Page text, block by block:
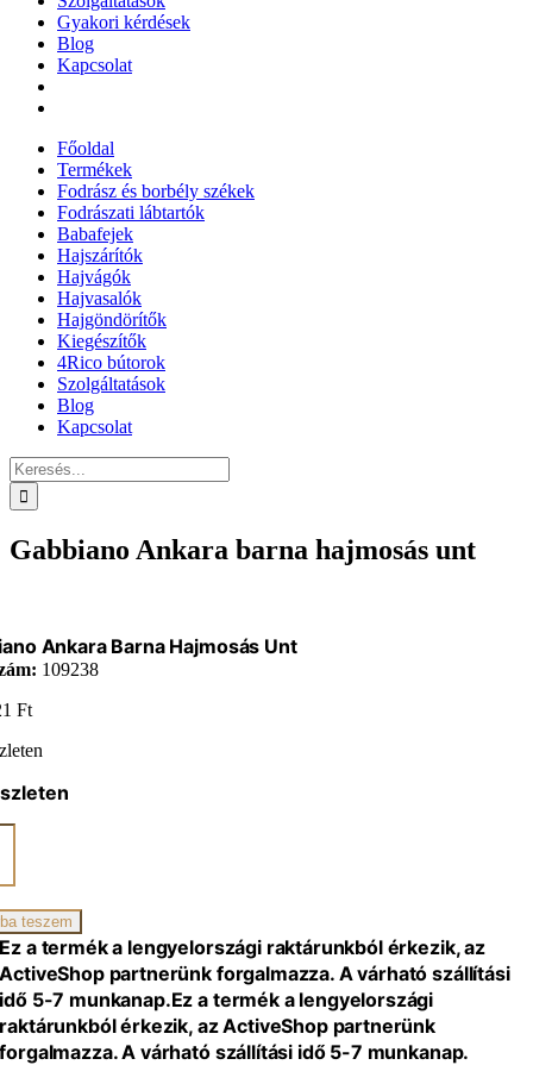
Gyakori kérdések
Blog
Kapcsolat
Főoldal
Termékek
Fodrász és borbély székek
Fodrászati lábtartók
Babafejek
Hajszárítók
Hajvágók
Hajvasalók
Hajgöndörítők
Kiegészítők
4Rico bútorok
Szolgáltatások
Blog
Kapcsolat
Keresés...
Gabbiano Ankara barna hajmosás unt
Ankara Barna Hajmosás Unt
109238
Ft
teszem
Ez a termék a lengyelországi raktárunkból érkezik, az
ActiveShop partnerünk forgalmazza. A várható szállítási
idő 5-7 munkanap.Ez a termék a lengyelországi
raktárunkból érkezik, az ActiveShop partnerünk
forgalmazza. A várható szállítási idő 5-7 munkanap.